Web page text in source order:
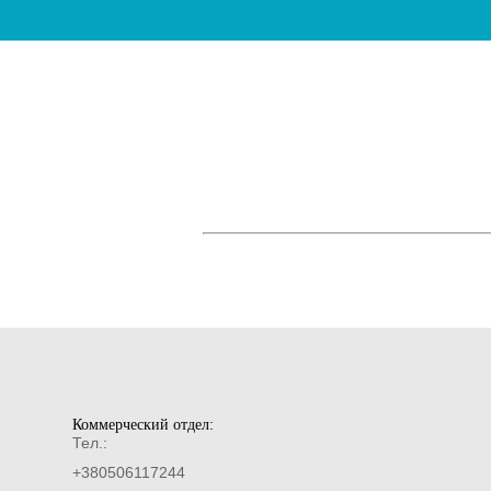
Коммерческий отдел:
Тел.:
+380506117244